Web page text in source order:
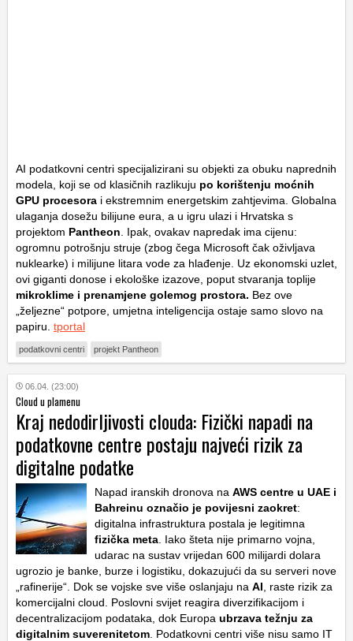
AI podatkovni centri specijalizirani su objekti za obuku naprednih
modela, koji se od klasičnih razlikuju po korištenju moćnih
GPU procesora i ekstremnim energetskim zahtjevima. Globalna
ulaganja dosežu bilijune eura, a u igru ulazi i Hrvatska s
projektom Pantheon . Ipak, ovakav napredak ima cijenu:
ogromnu potrošnju struje (zbog čega Microsoft čak oživljava
nuklearke) i milijune litara vode za hlađenje. Uz ekonomski uzlet,
ovi giganti donose i ekološke izazove, poput stvaranja toplije
mikroklime i prenamjene golemog prostora. Bez ove
„željezne“ potpore, umjetna inteligencija ostaje samo slovo na
papiru. tportal
podatkovni centri projekt Pantheon
06.04. (23:00)
Cloud u plamenu
Kraj nedodirljivosti clouda: Fizički napadi na
podatkovne centre postaju najveći rizik za
digitalne podatke
Napad iranskih dronova na AWS centre u UAE i
Bahreinu označio je povijesni zaokret:
digitalna infrastruktura postala je legitimna
fizička meta . Iako šteta nije primarno vojna,
udarac na sustav vrijedan 600 milijardi dolara
ugrozio je banke, burze i logistiku, dokazujući da su serveri nove
„rafinerije“. Dok se vojske sve više oslanjaju na AI , raste rizik za
komercijalni cloud. Poslovni svijet reagira diverzifikacijom i
decentralizacijom podataka, dok Europa ubrzava težnju za
digitalnim suverenitetom . Podatkovni centri više nisu samo IT